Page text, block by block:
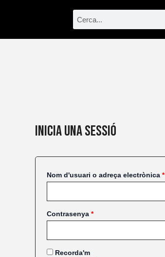
Inicia una sessió
Nom d'usuari o adreça electrònica *
Contrasenya *
Recorda'm